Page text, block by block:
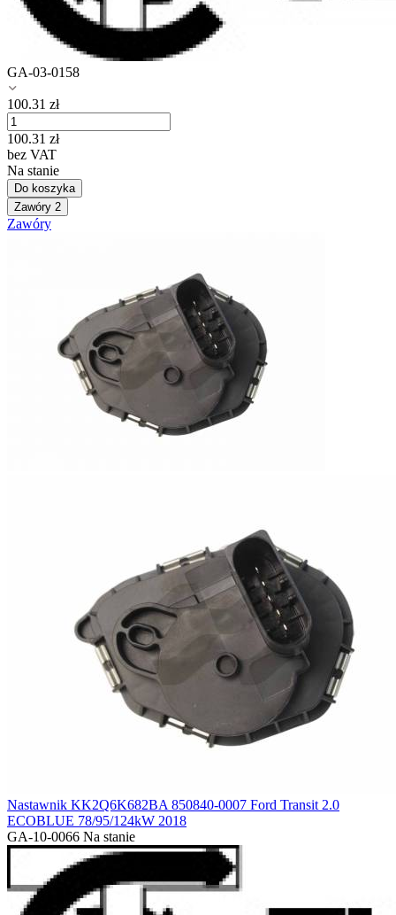
GA-03-0158
100.31 zł
100.31 zł
bez VAT
Na stanie
Do koszyka
Zawóry 2
Zawóry
Nastawnik KK2Q6K682BA 850840-0007 Ford Transit 2.0
ECOBLUE 78/95/124kW 2018
GA-10-0066 Na stanie